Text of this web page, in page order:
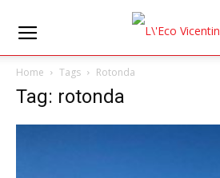
Home Tags Rotonda
Tag: rotonda